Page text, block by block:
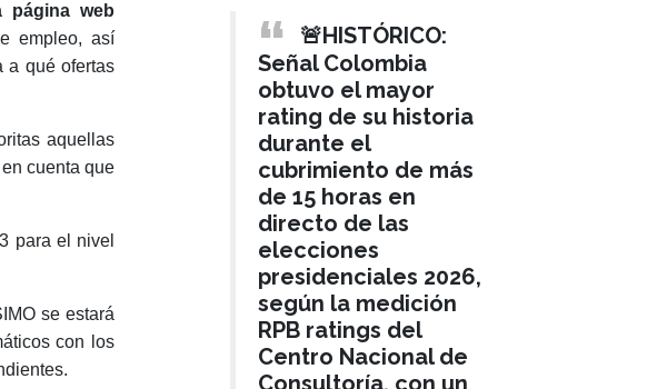
página web
empleo, así
a qué ofertas
aquellas
cuenta que
para el nivel
se estará
con los
🚨HISTÓRICO:
Señal Colombia
obtuvo el mayor
rating de su historia
durante el
cubrimiento de más
de 15 horas en
directo de las
elecciones
presidenciales 2026,
según la medición
RPB ratings del
Centro Nacional de
Consultoría, con un